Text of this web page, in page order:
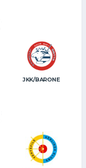
JKK/BARONE